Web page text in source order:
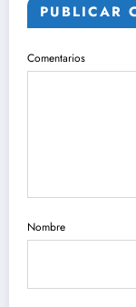
PUBLICAR
Comentarios
Nombre